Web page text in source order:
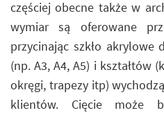
częściej obecne także w
wymiar są oferowane
przycinając szkło
(np. A3, A4, A5) i kształtów
okręgi, trapezy itp)
klientów. Cięcie może